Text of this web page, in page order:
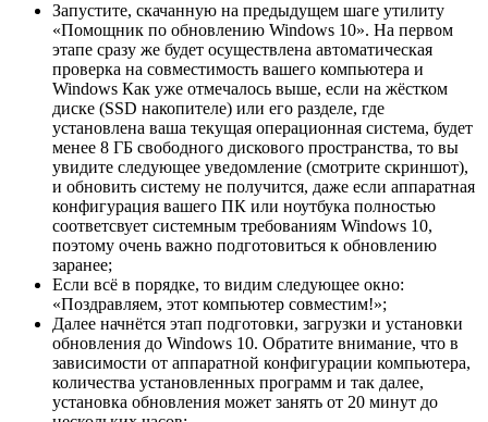
Запустите, скачанную на предыдущем шаге утилиту
«Помощник по обновлению Windows 10». На первом
этапе сразу же будет осуществлена автоматическая
проверка на совместимость вашего компьютера и
Windows Как уже отмечалось выше, если на жёстком
диске (SSD накопителе) или его разделе, где
установлена ваша текущая операционная система, будет
менее 8 ГБ свободного дискового пространства, то вы
увидите следующее уведомление (смотрите скриншот),
и обновить систему не получится, даже если аппаратная
конфигурация вашего ПК или ноутбука полностью
соответсвует системным требованиям Windows 10,
поэтому очень важно подготовиться к обновлению
заранее;
Если всё в порядке, то видим следующее окно:
«Поздравляем, этот компьютер совместим!»;
Далее начнётся этап подготовки, загрузки и установки
обновления до Windows 10. Обратите внимание, что в
зависимости от аппаратной конфигурации компьютера,
количества установленных программ и так далее,
установка обновления может занять от 20 минут до